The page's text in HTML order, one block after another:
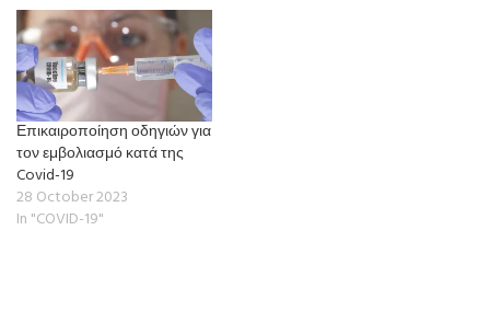
Επικαιροποίηση οδηγιών για
τον εμβολιασμό κατά της
Covid-19
28 October 2023
In "COVID-19"